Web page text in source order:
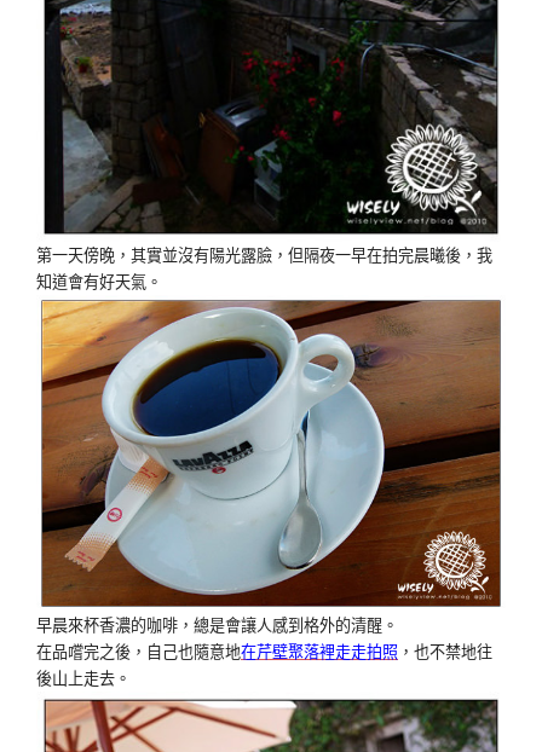
第一天傍晚，其實並沒有陽光露臉，但隔夜一早在拍完晨曦後，我
知道會有好天氣。
早晨來杯香濃的咖啡，總是會讓人感到格外的清醒。
在品嚐完之後，自己也隨意地在芹壁聚落裡走走拍照 ，也不禁地往
後山上走去。